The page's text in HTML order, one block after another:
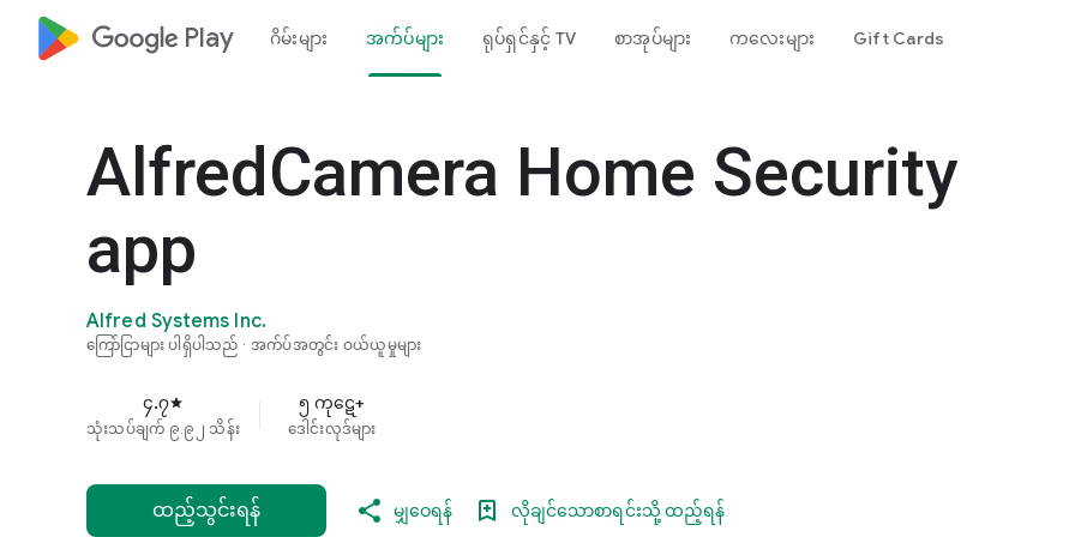
google_logo Play ဂိမ်းများ အက်ပ်များ ရုပ်ရှင်နှင့် TV စာအုပ်များ ကလေးများ Gift Cards
AlfredCamera Home Security
app
Alfred Systems Inc.
ကြော်ငြာများ ပါရှိပါသည် အက်ပ်အတွင်း ဝယ်ယူမှုများ
၄.၇star
သုံးသပ်ချက် ၉.၉၂ သိန်း
၅ ကုဋေ+
ဒေါင်းလုဒ်များ
ထည့်သွင်းရန် မျှဝေရန် လိုချင်သောစာရင်းသို့ ထည့်ရန်